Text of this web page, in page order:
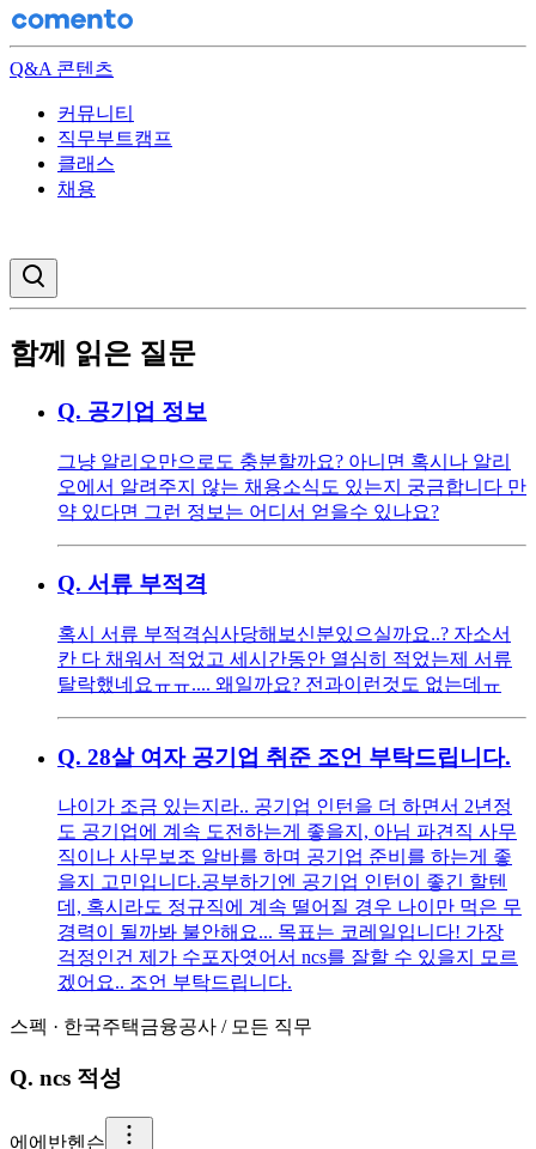
Q&A 콘텐츠
커뮤니티
직무부트캠프
클래스
채용
함께 읽은 질문
Q. 공기업 정보
그냥 알리오만으로도 충분할까요? 아니면 혹시나 알리
오에서 알려주지 않는 채용소식도 있는지 궁금합니다 만
약 있다면 그런 정보는 어디서 얻을수 있나요?
Q. 서류 부적격
혹시 서류 부적격심사당해보신분있으실까요..? 자소서
칸 다 채워서 적었고 세시간동안 열심히 적었는제 서류
탈락했네요ㅠㅠ.... 왜일까요? 전과이런것도 없는데ㅠ
Q. 28살 여자 공기업 취준 조언 부탁드립니다.
나이가 조금 있는지라.. 공기업 인턴을 더 하면서 2년정
도 공기업에 계속 도전하는게 좋을지, 아님 파견직 사무
직이나 사무보조 알바를 하며 공기업 준비를 하는게 좋
을지 고민입니다. ​ 공부하기엔 공기업 인턴이 좋긴 할텐
데, 혹시라도 정규직에 계속 떨어질 경우 나이만 먹은 무
경력이 될까봐 불안해요... 목표는 코레일입니다! 가장
걱정인건 제가 수포자엿어서 ncs를 잘할 수 있을지 모르
겠어요.. 조언 부탁드립니다.
스펙 · 한국주택금융공사 / 모든 직무
Q. ncs 적성
에 에반헨슨